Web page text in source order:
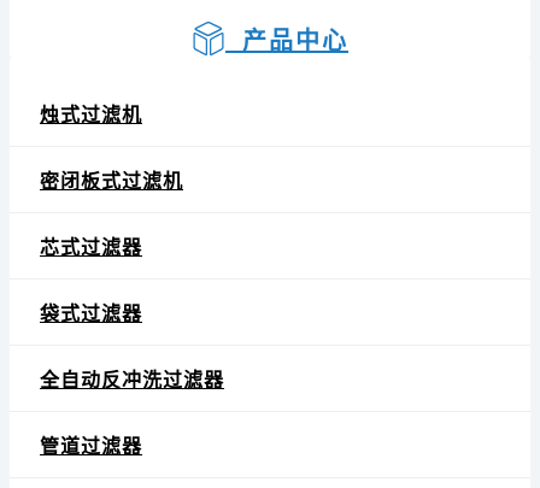
产品中心
烛式过滤机
密闭板式过滤机
芯式过滤器
袋式过滤器
全自动反冲洗过滤器
管道过滤器